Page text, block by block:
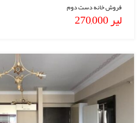
فروش خانه دست دوم
لیر 270,000